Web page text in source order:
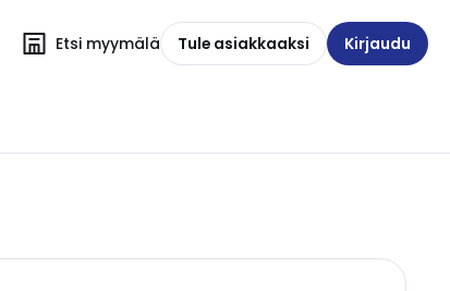
Etsi myymälä Tule asiakkaaksi Kirjaudu